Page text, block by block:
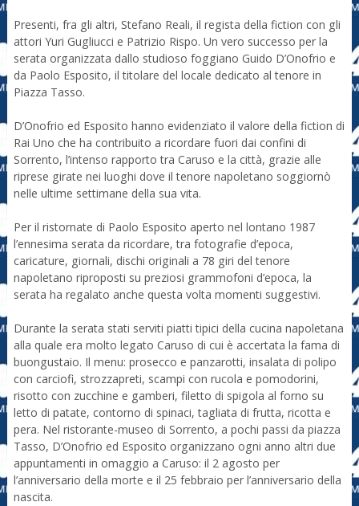
Presenti, fra gli altri, Stefano Reali, il regista della fiction con gli
attori Yuri Gugliucci e Patrizio Rispo. Un vero successo per la
serata organizzata dallo studioso foggiano Guido D’Onofrio e
da Paolo Esposito, il titolare del locale dedicato al tenore in
Piazza Tasso.
D’Onofrio ed Esposito hanno evidenziato il valore della fiction di
Rai Uno che ha contribuito a ricordare fuori dai confini di
Sorrento, l’intenso rapporto tra Caruso e la città, grazie alle
riprese girate nei luoghi dove il tenore napoletano soggiornò
nelle ultime settimane della sua vita.
Per il ristornate di Paolo Esposito aperto nel lontano 1987
l’ennesima serata da ricordare, tra fotografie d’epoca,
caricature, giornali, dischi originali a 78 giri del tenore
napoletano riproposti su preziosi grammofoni d’epoca, la
serata ha regalato anche questa volta momenti suggestivi.
Durante la serata stati serviti piatti tipici della cucina napoletana
alla quale era molto legato Caruso di cui è accertata la fama di
buongustaio. Il menu: prosecco e panzarotti, insalata di polipo
con carciofi, strozzapreti, scampi con rucola e pomodorini,
risotto con zucchine e gamberi, filetto di spigola al forno su
letto di patate, contorno di spinaci, tagliata di frutta, ricotta e
pera. Nel ristorante-museo di Sorrento, a pochi passi da piazza
Tasso, D’Onofrio ed Esposito organizzano ogni anno altri due
appuntamenti in omaggio a Caruso: il 2 agosto per
l’anniversario della morte e il 25 febbraio per l’anniversario della
nascita.